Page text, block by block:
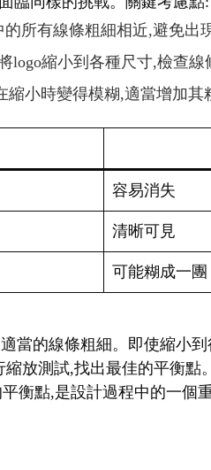
所有線條粗細相近,避免出
logo縮小到各種尺寸,檢查線
小時變得模糊,適當增加其
容易消失
清晰可見
可能糊成一團
當的線條粗細。即使縮小
放測試,找出最佳的平衡
衡點,是設計過程中的一個重